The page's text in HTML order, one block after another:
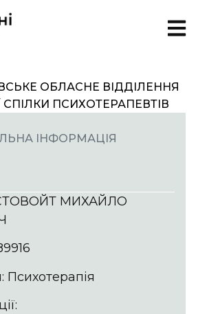
ОБЛАСНЕ ВІДДІЛЕННЯ
СПІЛКИ ПСИХОТЕРАПЕВТІВ
ІНФОРМАЦІЯ
МИХАЙЛО
Психотерапія